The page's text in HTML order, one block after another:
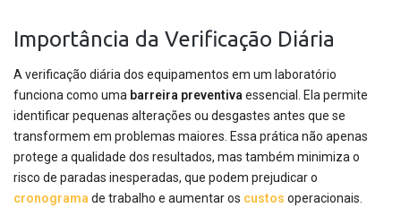
Importância da Verificação Diária
A verificação diária dos equipamentos em um laboratório
funciona como uma barreira preventivaessencial. Ela permite
identificar pequenas alterações ou desgastes antes que se
transformem em problemas maiores. Essa prática não apenas
protege a qualidade dos resultados, mas também minimiza o
risco de paradas inesperadas, que podem prejudicar o
cronogramade trabalho e aumentar os custos operacionais.